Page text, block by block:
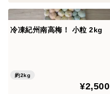
冷凍紀州南高梅！ 小粒 2kg
約2kg
¥2,500